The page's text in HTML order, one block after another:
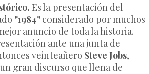
Es la presentación del
"1984" considerado por muchos
anuncio de toda la historia.
ante una junta de
veinteañero Steve Jobs,
gran discurso que llena de